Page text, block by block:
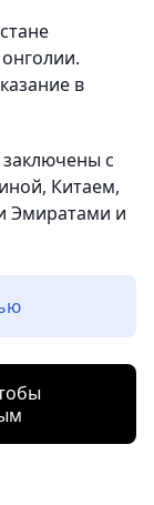
в
с
Китаем,
Эмиратами и